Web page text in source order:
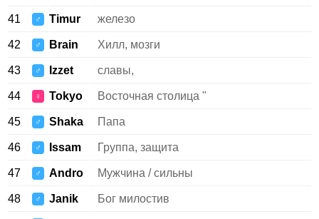
41 ♂ Timur железо
42 ♂ Brain Хилл, мозги
43 ♂ Izzet славы,
44 ♀ Tokyo Восточная столица "
45 ♂ Shaka Папа
46 ♂ Issam Группа, защита
47 ♂ Andro Мужчина / сильны
48 ♂ Janik Бог милостив